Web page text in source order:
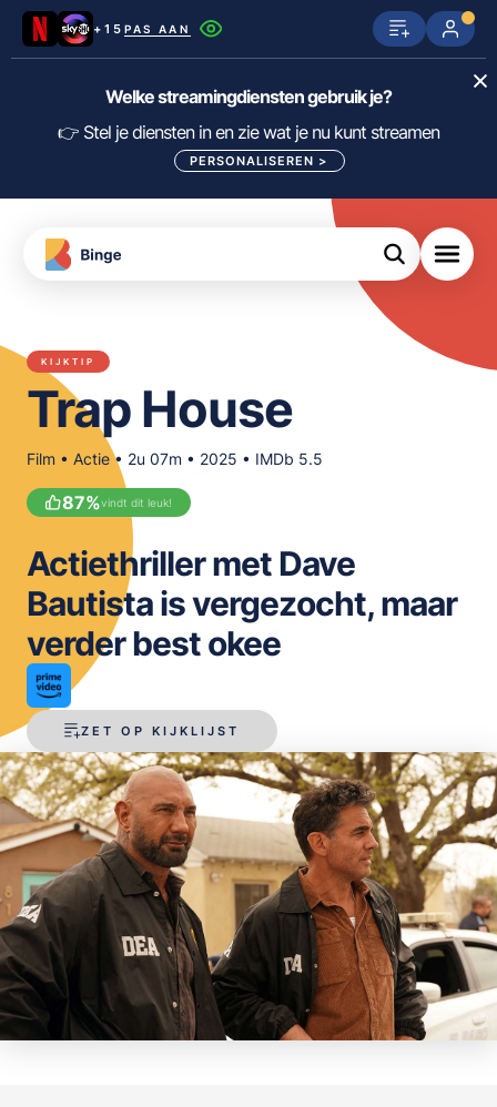
+15 PAS AAN
Netflix SkyShowtime Prime Video
Disney+ Videoland HBO Max
Viaplay Apple TV
KIJK
meJane
FILTER FILMS EN SERIES OP MIJN
ALLES/NIETS SELECTEREN
Welke streamingdiensten gebruik je?
👉 Stel je diensten in en zie wat je nu kunt streamen
PERSONALISEREN >
Download
App
KIJKTIP
Trap House
Film • Actie • 2u 07m • 2025 • IMDb 5.5
87%vindt dit leuk!
ZET OP KIJKLIJST
Actiethriller met Dave
Bautista is vergezocht, maar
verder best okee